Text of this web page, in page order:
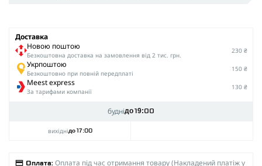
Доставка
Новою поштою
Безкоштовна доставка на замовлення від 2 тис. грн.
230 ₴
Укрпоштою
Безкоштовно при повній передплаті
150 ₴
Meest express
За тарифами компанії
130 ₴
буднідо 19:00
вихіднідо 17:00
Оплата: Оплата під час отримання товару (Накладений платіж у